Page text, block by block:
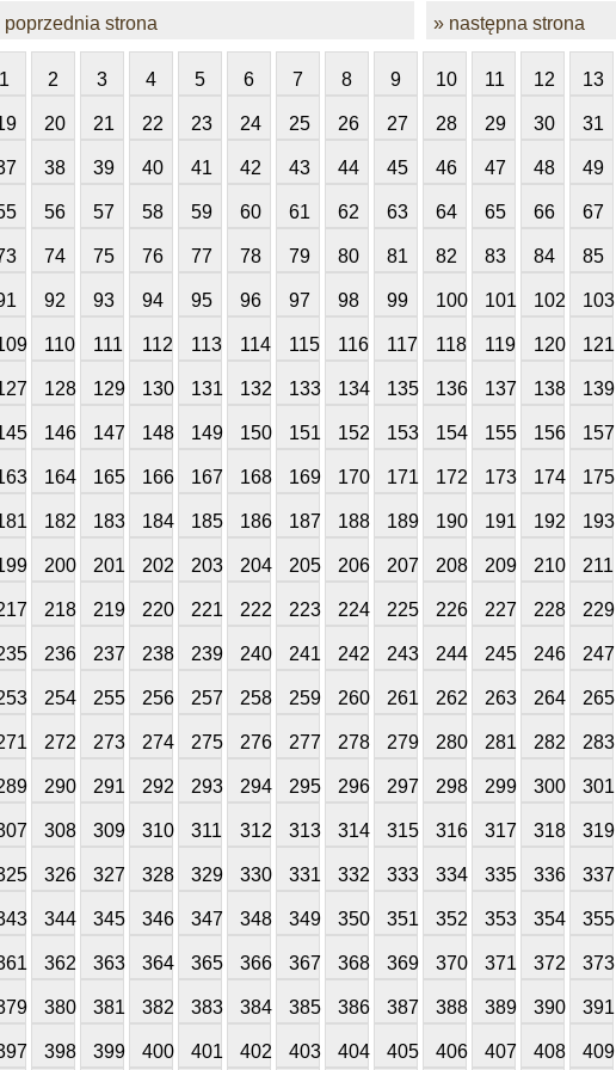
poprzednia strona » następna strona
1 2 3 4 5 6 7 8 9 10 11 12 13
20 21 22 23 24 25 26 27 28 29 30 31
38 39 40 41 42 43 44 45 46 47 48 49
56 57 58 59 60 61 62 63 64 65 66 67
74 75 76 77 78 79 80 81 82 83 84 85
92 93 94 95 96 97 98 99 100 101 102 103
110 111 112 113 114 115 116 117 118 119 120 121
128 129 130 131 132 133 134 135 136 137 138 139
146 147 148 149 150 151 152 153 154 155 156 157
164 165 166 167 168 169 170 171 172 173 174 175
182 183 184 185 186 187 188 189 190 191 192 193
200 201 202 203 204 205 206 207 208 209 210 211
218 219 220 221 222 223 224 225 226 227 228 229
236 237 238 239 240 241 242 243 244 245 246 247
254 255 256 257 258 259 260 261 262 263 264 265
272 273 274 275 276 277 278 279 280 281 282 283
290 291 292 293 294 295 296 297 298 299 300 301
308 309 310 311 312 313 314 315 316 317 318 319
326 327 328 329 330 331 332 333 334 335 336 337
344 345 346 347 348 349 350 351 352 353 354 355
362 363 364 365 366 367 368 369 370 371 372 373
380 381 382 383 384 385 386 387 388 389 390 391
398 399 400 401 402 403 404 405 406 407 408 409